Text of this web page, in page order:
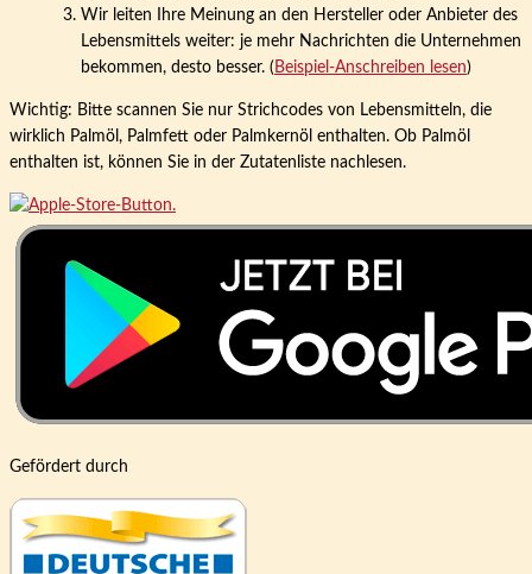
Wir leiten Ihre Meinung an den Hersteller oder Anbieter des
Lebensmittels weiter: je mehr Nachrichten die Unternehmen
bekommen, desto besser. ( Beispiel-Anschreiben lesen)
Wichtig: Bitte scannen Sie nur Strichcodes von Lebensmitteln, die
wirklich Palmöl, Palmfett oder Palmkernöl enthalten. Ob Palmöl
enthalten ist, können Sie in der Zutatenliste nachlesen.
Gefördert durch